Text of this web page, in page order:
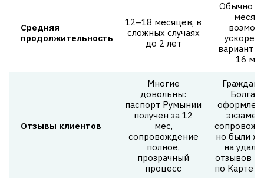
Средняя
продолжительность
12–18 месяцев, в
сложных случаях
до 2 лет
Обычно
вариант
16
Отзывы клиентов
Многие
довольны:
паспорт Румынии
получен за 12
мес,
сопровождение
полное,
прозрачный
процесс
но были
на
отзывов и
по Карте